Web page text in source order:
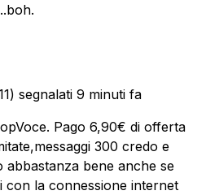
segnalati 9 minuti fa
Pago 6,90€ di offerta
300 credo e
bene anche se
la connessione internet